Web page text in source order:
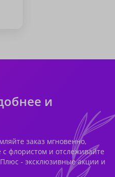
и
заказ мгновенно,
с флористом и отслеживайте
- эксклюзивные акции и